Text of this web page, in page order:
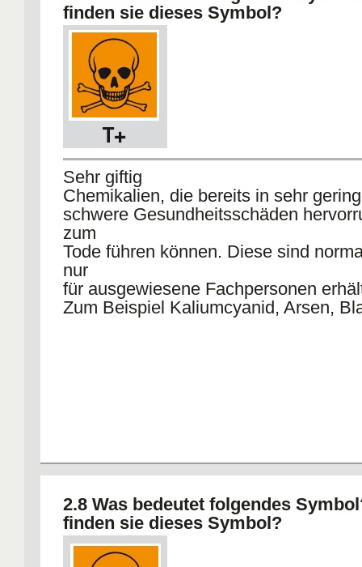
finden sie dieses Symbol?
Sehr giftig
Chemikalien, die bereits in sehr
schwere Gesundheitsschäden
zum
Tode führen können. Diese sind
nur
für ausgewiesene Fachpersonen
Zum Beispiel Kaliumcyanid, Arsen,
2.8 Was bedeutet folgendes
finden sie dieses Symbol?